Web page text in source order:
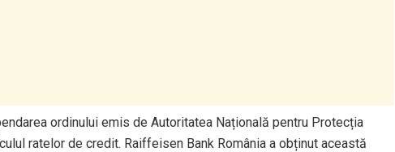
ordinului emis de Autoritatea Națională pentru Protecția
ratelor de credit. Raiffeisen Bank România a obținut această